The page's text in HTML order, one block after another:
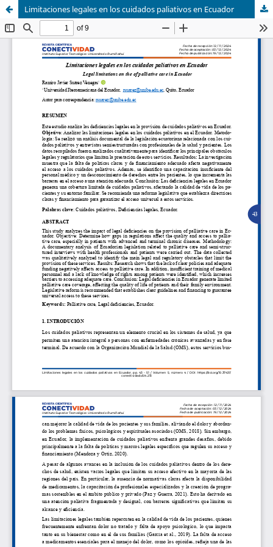
Limitaciones legales en los cuidados paliativos en Ecuador